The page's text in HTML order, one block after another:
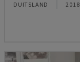
DUITSLAND 2018